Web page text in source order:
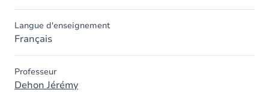
Langue d'enseignement
Français
Professeur
Dehon Jérémy